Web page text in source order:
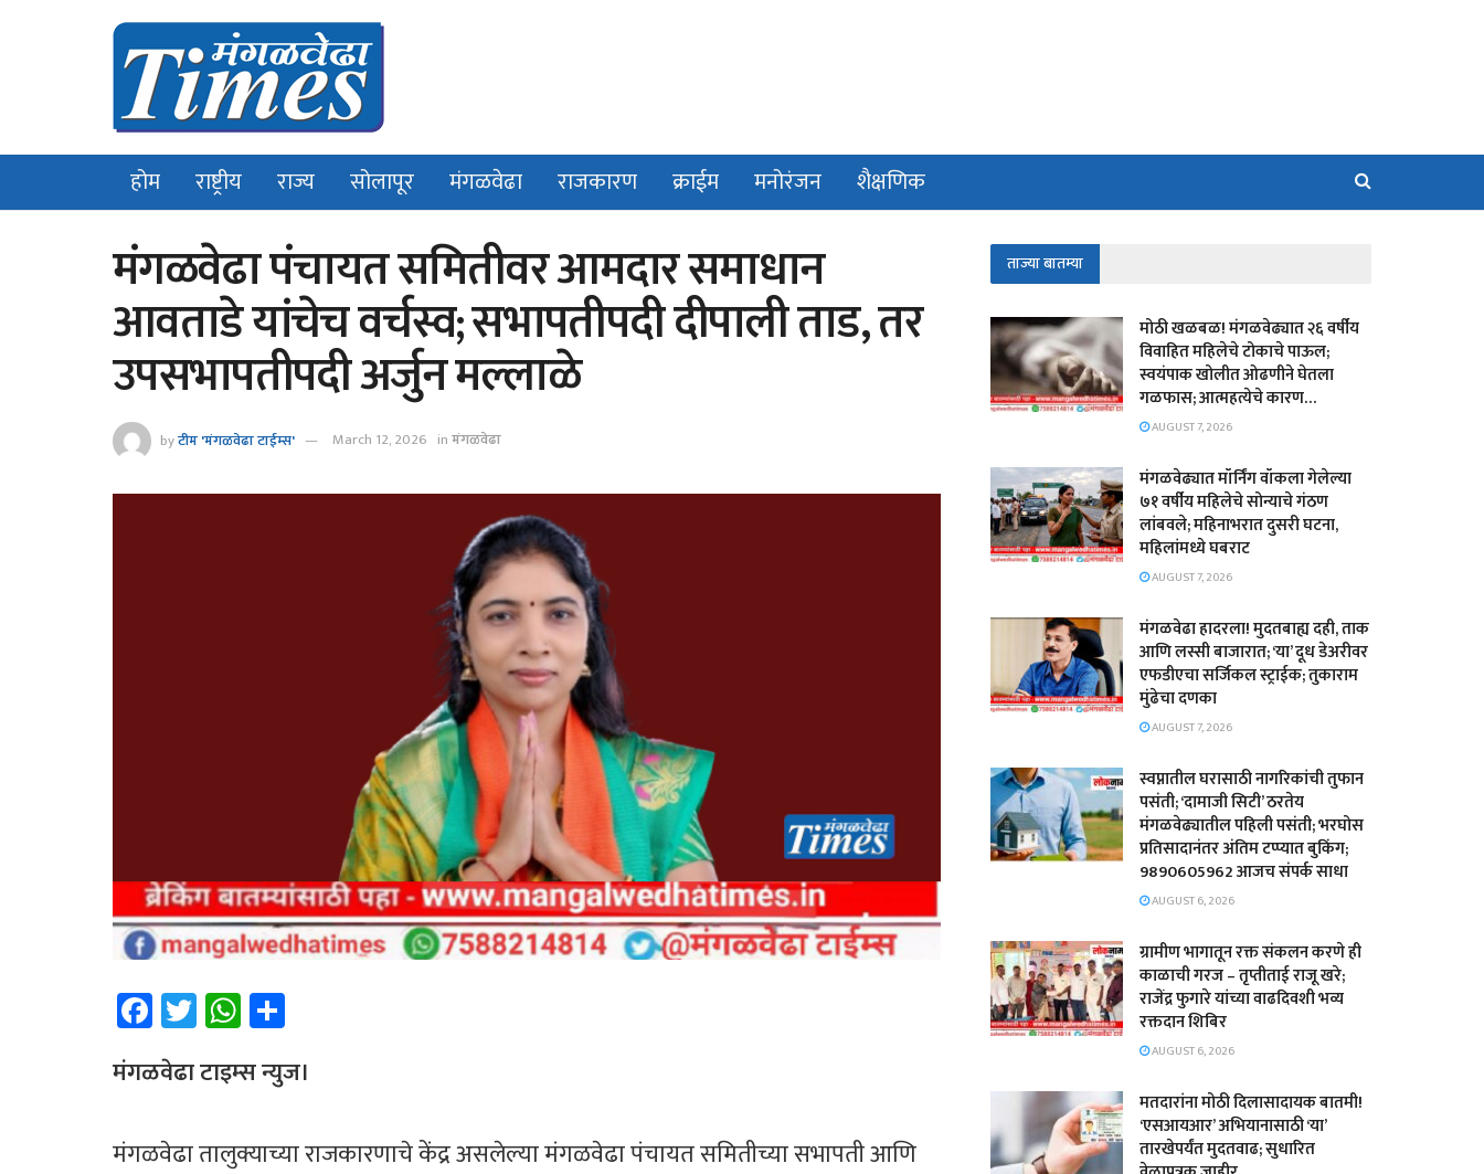
होम राष्ट्रीय राज्य सोलापूर मंगळवेढा राजकारण क्राईम मनोरंजन शैक्षणिक
मंगळवेढा पंचायत समितीवर आमदार समाधान
आवताडे यांचेच वर्चस्व; सभापतीपदी दीपाली ताड, तर
उपसभापतीपदी अर्जुन मल्लाळे
byटीम 'मंगळवेढा टाईम्स' March 12, 2026 inमंगळवेढा
Fa
ce
b
ok
T
wi
tt
W
h
at
p
e
मंगळवेढा टाइम्स न्युज।
​मंगळवेढा तालुक्याच्या राजकारणाचे केंद्र असलेल्या मंगळवेढा पंचायत समितीच्या सभापती आणि
ताज्या बातम्या
मोठी खळबळ! मंगळवेढ्यात २६ वर्षीय
विवाहित महिलेचे टोकाचे पाऊल;
स्वयंपाक खोलीत ओढणीने घेतला
गळफास; आत्महत्येचे कारण…
AUGUST 7, 2026
मंगळवेढ्यात मॉर्निंग वॉकला गेलेल्या
७१ वर्षीय महिलेचे सोन्याचे गंठण
लांबवले; महिनाभरात दुसरी घटना,
महिलांमध्ये घबराट
AUGUST 7, 2026
​मंगळवेढा हादरला! मुदतबाह्य दही, ताक
आणि लस्सी बाजारात; ‘या’ दूध डेअरीवर
एफडीएचा सर्जिकल स्ट्राईक; ​तुकाराम
मुंढेचा दणका
AUGUST 7, 2026
स्वप्नातील घरासाठी नागरिकांची तुफान
पसंती; ‘दामाजी सिटी’ ठरतेय
मंगळवेढ्यातील पहिली पसंती; भरघोस
प्रतिसादानंतर अंतिम टप्प्यात बुकिंग;
9890605962 आजच संपर्क साधा
AUGUST 6, 2026
ग्रामीण भागातून रक्त संकलन करणे ही
काळाची गरज – तृप्तीताई राजू खरे;
राजेंद्र फुगारे यांच्या वाढदिवशी भव्य
रक्तदान शिबिर
AUGUST 6, 2026
मतदारांना मोठी दिलासादायक बातमी!
‘एसआयआर’ अभियानासाठी ‘या’
तारखेपर्यंत मुदतवाढ; सुधारित